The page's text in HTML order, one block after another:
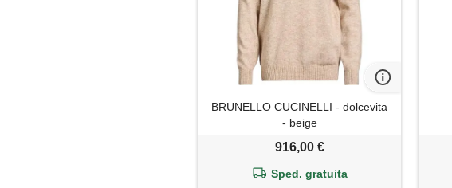
BRUNELLO CUCINELLI - dolcevita
- beige
916,00 €
Sped. gratuita